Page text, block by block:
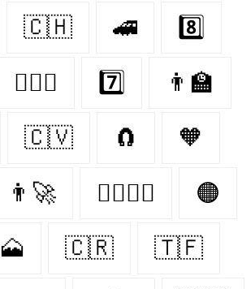
🇨🇭 🚄 8️⃣
👨‍❤️‍👨 7️⃣ 👨‍🏫
🇨🇻 🧲 🧡
👨‍🚀 👨‍❤️‍💋‍👨 🟠
🗻 🇨🇷 🇹🇫